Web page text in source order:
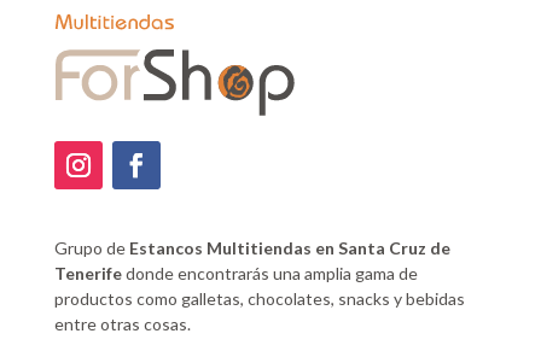
Grupo de Estancos Multitiendas en Santa Cruz de
Tenerifedonde encontrarás una amplia gama de
productos como galletas, chocolates, snacks y bebidas
entre otras cosas.